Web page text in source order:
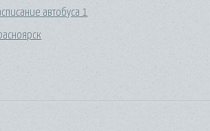
автобуса 1